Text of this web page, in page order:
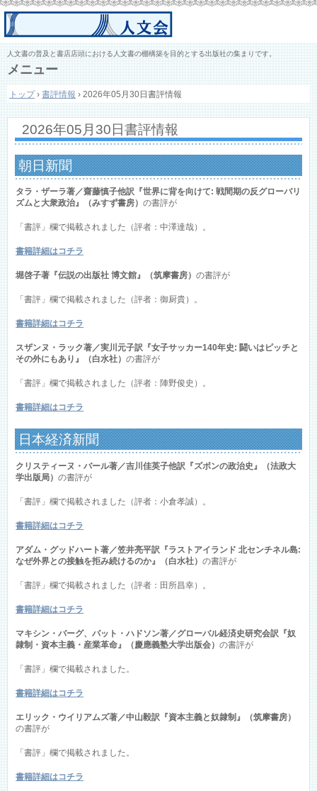
人文書の普及と書店店頭における人文書の棚構築を目的とする出版社の集まりです。
メニュー
ン
ン
へ
ス
キ
トップ › 書評情報 › 2026年05月30日書評情報
2026年05月30日書評情報
朝日新聞
タラ・ザーラ著／齋藤慎子他訳『世界に背を向けて: 戦間期の反グローバリ
ズムと大衆政治』（みすず書房）の書評が
「書評」欄で掲載されました（評者：中澤達哉）。
書籍詳細はコチラ
堀啓子著『伝説の出版社 博文館』（筑摩書房）の書評が
「書評」欄で掲載されました（評者：御厨貴）。
書籍詳細はコチラ
スザンヌ・ラック著／実川元子訳『女子サッカー140年史: 闘いはピッチと
その外にもあり』（白水社）の書評が
「書評」欄で掲載されました（評者：陣野俊史）。
書籍詳細はコチラ
日本経済新聞
クリスティーヌ・バール著／吉川佳英子他訳『ズボンの政治史』（法政大
学出版局）の書評が
「書評」欄で掲載されました（評者：小倉孝誠）。
書籍詳細はコチラ
アダム・グッドハート著／笠井亮平訳『ラストアイランド 北センチネル島:
なぜ外界との接触を拒み続けるのか』（白水社）の書評が
「書評」欄で掲載されました（評者：田所昌幸）。
書籍詳細はコチラ
マキシン・バーグ、パット・ハドソン著／グローバル経済史研究会訳『奴
隷制・資本主義・産業革命』（慶應義塾大学出版会）の書評が
「書評」欄で掲載されました。
書籍詳細はコチラ
エリック・ウイリアムズ著／中山毅訳『資本主義と奴隷制』（筑摩書房）
の書評が
「書評」欄で掲載されました。
書籍詳細はコチラ